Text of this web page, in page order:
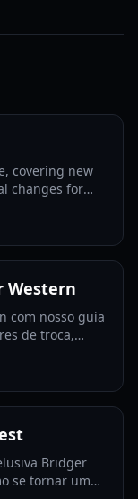
covering new
changes for
Western
com nosso guia
de troca,
Bridger
se tornar um